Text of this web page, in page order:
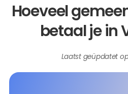
Hoeveel
betaal je in
Laatst geüpdatet